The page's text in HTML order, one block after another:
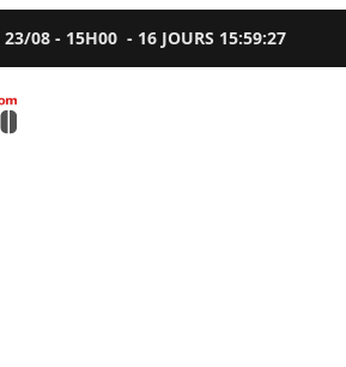
23/08 - 15H00 - 16 JOURS 15:59:26